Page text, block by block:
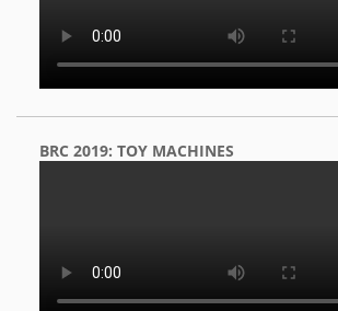
BRC 2019: TOY MACHINES